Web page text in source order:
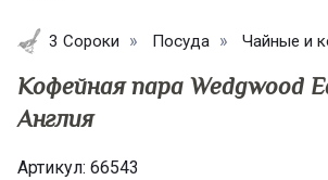
3 Сороки Посуда Чайные и
Кофейная пара Wedgwood
Англия
Артикул: 66543